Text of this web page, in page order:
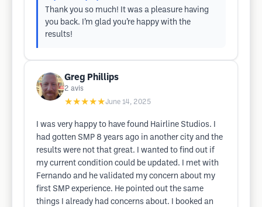
Thank you so much! It was a pleasure having
you back. I’m glad you’re happy with the
results!
Greg Phillips
2 avis
★★★★★June 14, 2025
I was very happy to have found Hairline Studios. I
had gotten SMP 8 years ago in another city and the
results were not that great. I wanted to find out if
my current condition could be updated. I met with
Fernando and he validated my concern about my
first SMP experience. He pointed out the same
things I already had concerns about. I booked an